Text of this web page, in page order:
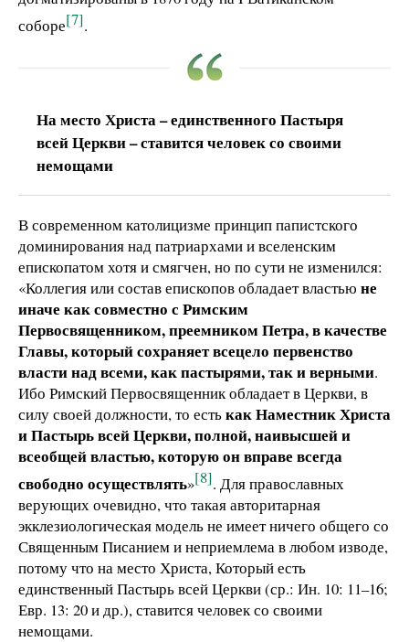
соборе[7].
На место Христа – единственного Пастыря
всей Церкви – ставится человек со своими
немощами
В современном католицизме принцип папистского
доминирования над патриархами и вселенским
епископатом хотя и смягчен, но по сути не изменился:
«Коллегия или состав епископов обладает властью не
иначе как совместно с Римским
Первосвященником, преемником Петра, в качестве
Главы, который сохраняет всецело первенство
власти над всеми, как пастырями, так и верными.
Ибо Римский Первосвященник обладает в Церкви, в
силу своей должности, то естькак Наместник Христа
и Пастырь всей Церкви, полной, наивысшей и
всеобщей властью, которую он вправе всегда
свободно осуществлять»[8]. Для православных
верующих очевидно, что такая авторитарная
экклезиологическая модель не имеет ничего общего со
Священным Писанием и неприемлема в любом изводе,
потому что на место Христа, Который есть
единственный Пастырь всей Церкви (ср.: Ин. 10: 11–16;
Евр. 13: 20 и др.), ставится человек со своими
немощами.